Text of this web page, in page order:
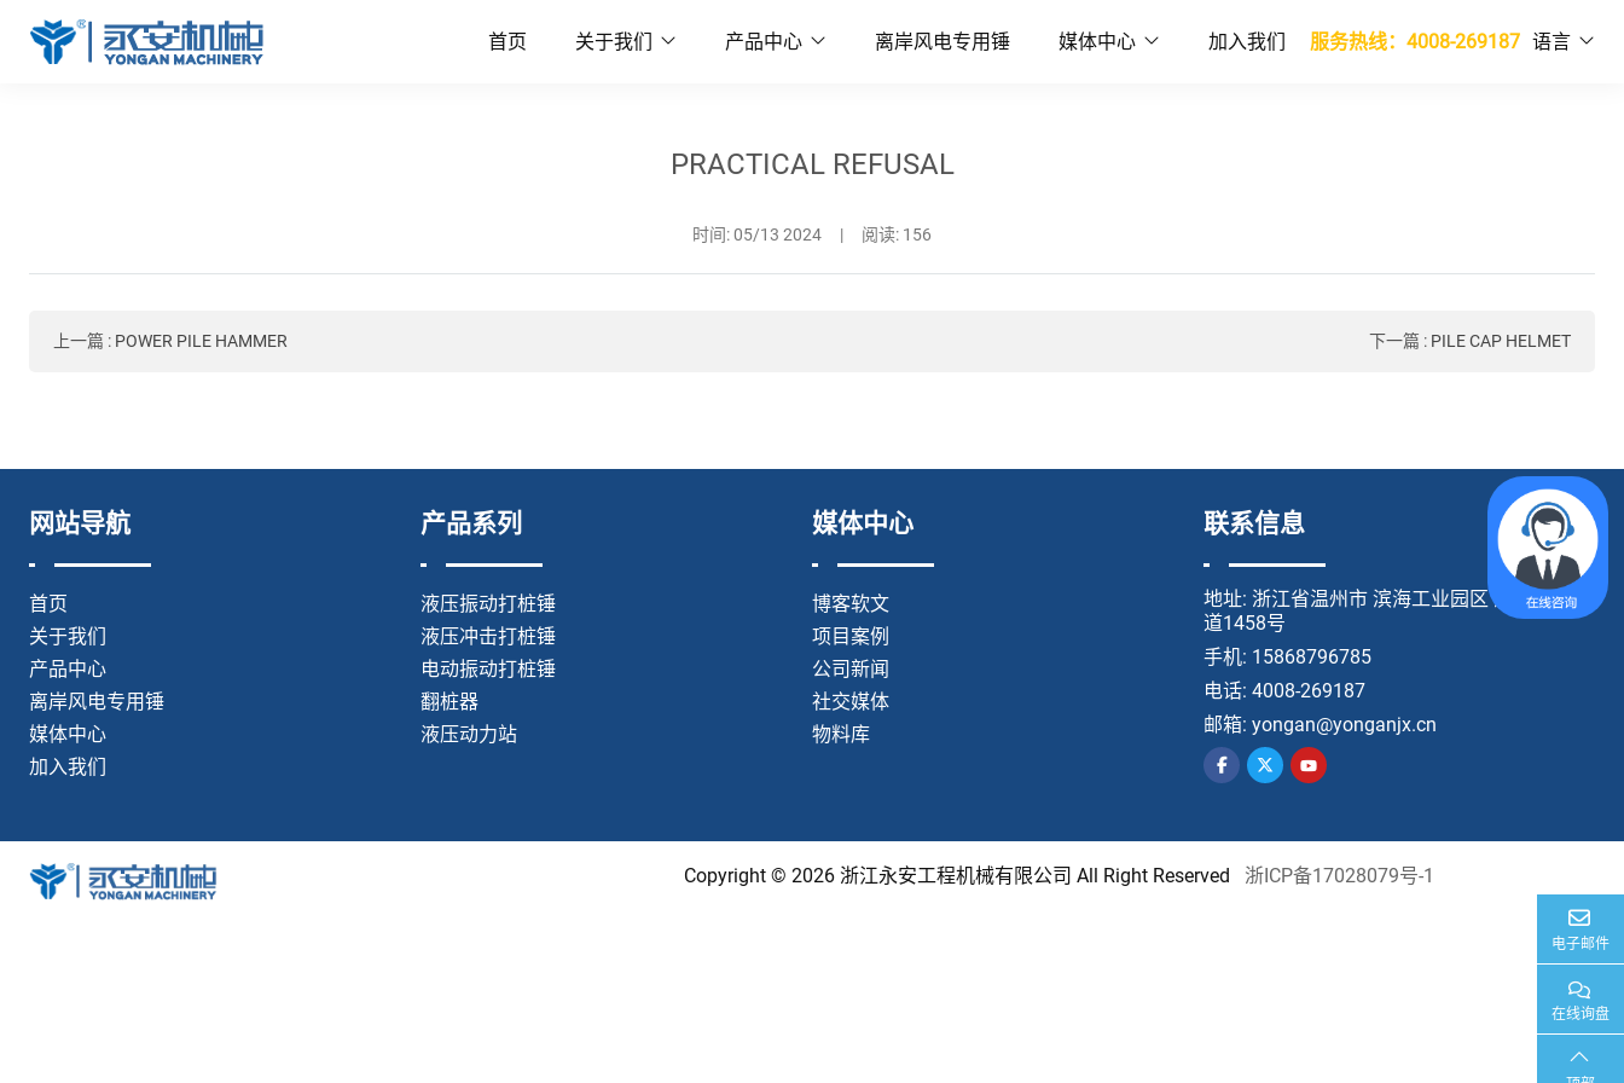
服务热线：4008-269187 语言
首页 关于我们 产品中心 离岸风电专用锤 媒体中心 加入我们
PRACTICAL REFUSAL
时间:05/13 2024 | 阅读: 156
上一篇 : POWER PILE HAMMER 下一篇 : PILE CAP HELMET
网站导航
首页
关于我们
产品中心
离岸风电专用锤
媒体中心
加入我们
产品系列
液压振动打桩锤
液压冲击打桩锤
电动振动打桩锤
翻桩器
液压动力站
媒体中心
博客软文
项目案例
公司新闻
社交媒体
物料库
联系信息
地址: 浙江省温州市 滨海工业园区 滨海一
道1458号
手机: 15868796785
电话: 4008-269187
邮箱: yongan@yonganjx.cn
Copyright © 2026 浙江永安工程机械有限公司 All Right Reserved 浙ICP备17028079号-1
电子邮件
在线询盘